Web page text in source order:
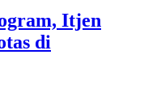
Itjen
di